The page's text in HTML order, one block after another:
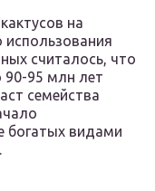
на
использования
считалось, что
90-95 млн лет
семейства
богатых видами